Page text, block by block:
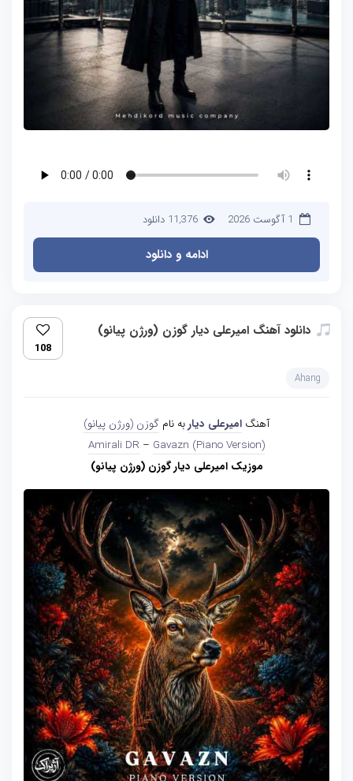
1 آگوست 2026 11,376 دانلود
ادامه و دانلود
دانلود آهنگ امیرعلی دیار گوزن (ورژن پیانو)
108
Ahang
آهنگ امیرعلی دیاربه نام گوزن (ورژن پیانو)
Amirali DR – Gavazn (Piano Version)
موزیک امیرعلی دیار گوزن (ورژن پیانو)